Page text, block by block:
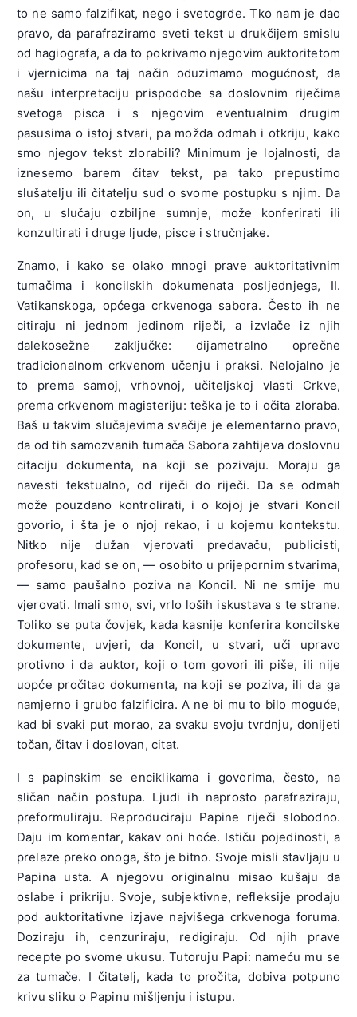
to ne samo falzifikat, nego i svetogrđe. Tko nam je dao
pravo, da parafraziramo sveti tekst u drukčijem smislu
od hagiografa, a da to pokrivamo njegovim auktoritetom
i vjernicima na taj način oduzimamo mogućnost, da
našu interpretaciju prispodobe sa doslovnim riječima
svetoga pisca i s njegovim eventualnim drugim
pasusima o istoj stvari, pa možda odmah i otkriju, kako
smo njegov tekst zlorabili? Minimum je lojalnosti, da
iznesemo barem čitav tekst, pa tako prepustimo
slušatelju ili čitatelju sud o svome postupku s njim. Da
on, u slučaju ozbiljne sumnje, može konferirati ili
konzultirati i druge ljude, pisce i stručnjake.
Znamo, i kako se olako mnogi prave auktoritativnim
tumačima i koncilskih dokumenata posljednjega, II.
Vatikanskoga, općega crkvenoga sabora. Često ih ne
citiraju ni jednom jedinom riječi, a izvlače iz njih
dalekosežne zaključke: dijametralno oprečne
tradicionalnom crkvenom učenju i praksi. Nelojalno je
to prema samoj, vrhovnoj, učiteljskoj vlasti Crkve,
prema crkvenom magisteriju: teška je to i očita zloraba.
Baš u takvim slučajevima svačije je elementarno pravo,
da od tih samozvanih tumača Sabora zahtijeva doslovnu
citaciju dokumenta, na koji se pozivaju. Moraju ga
navesti tekstualno, od riječi do riječi. Da se odmah
može pouzdano kontrolirati, i o kojoj je stvari Koncil
govorio, i šta je o njoj rekao, i u kojemu kontekstu.
Nitko nije dužan vjerovati predavaču, publicisti,
profesoru, kad se on, — osobito u prijepornim stvarima,
— samo paušalno poziva na Koncil. Ni ne smije mu
vjerovati. Imali smo, svi, vrlo loših iskustava s te strane.
Toliko se puta čovjek, kada kasnije konferira koncilske
dokumente, uvjeri, da Koncil, u stvari, uči upravo
protivno i da auktor, koji o tom govori ili piše, ili nije
uopće pročitao dokumenta, na koji se poziva, ili da ga
namjerno i grubo falzificira. A ne bi mu to bilo moguće,
kad bi svaki put morao, za svaku svoju tvrdnju, donijeti
točan, čitav i doslovan, citat.
I s papinskim se enciklikama i govorima, često, na
sličan način postupa. Ljudi ih naprosto parafraziraju,
preformuliraju. Reproduciraju Papine riječi slobodno.
Daju im komentar, kakav oni hoće. Ističu pojedinosti, a
prelaze preko onoga, što je bitno. Svoje misli stavljaju u
Papina usta. A njegovu originalnu misao kušaju da
oslabe i prikriju. Svoje, subjektivne, refleksije prodaju
pod auktoritativne izjave najvišega crkvenoga foruma.
Doziraju ih, cenzuriraju, redigiraju. Od njih prave
recepte po svome ukusu. Tutoruju Papi: nameću mu se
za tumače. I čitatelj, kada to pročita, dobiva potpuno
krivu sliku o Papinu mišljenju i istupu.